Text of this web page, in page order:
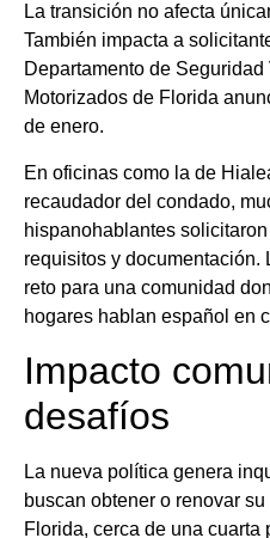
La transición no afecta
También impacta a
Departamento de
Motorizados de Florida
de enero.
En oficinas como la de
recaudador del condado,
hispanohablantes
requisitos y documentación.
reto para una comunidad
hogares hablan español en
Impacto
desafíos
La nueva política genera
buscan obtener o renovar
Florida, cerca de una